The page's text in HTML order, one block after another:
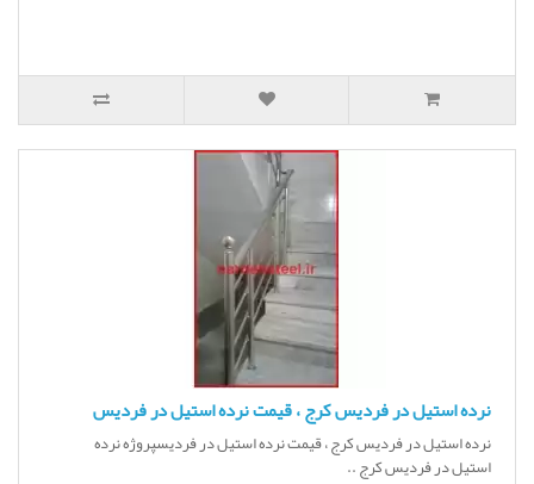
نرده استیل در فردیس کرج ، قیمت نرده استیل در فردیس
نرده استیل در فردیس کرج ، قیمت نرده استیل در فردیسپروژه نرده
استیل در فردیس کرج ..